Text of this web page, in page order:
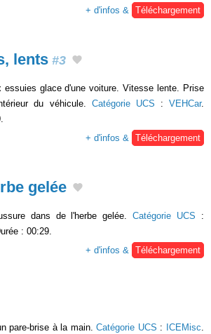
+ d'infos & Téléchargement
lents #3
essuies glace d'une voiture. Vitesse lente. Prise
du véhicule. Catégorie UCS :VEHCar.
+ d'infos &
Téléchargement
gelée
dans de l'herbe gelée.Catégorie UCS :
: 00:29.
+ d'infos &
Téléchargement
pare-brise à la main.Catégorie UCS : ICEMisc.